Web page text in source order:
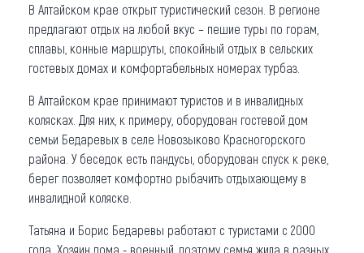
В Алтайском крае открыт туристический сезон. В регионе
предлагают отдых на любой вкус – пешие туры по горам,
сплавы, конные маршруты, спокойный отдых в сельских
гостевых домах и комфортабельных номерах турбаз.
В Алтайском крае принимают туристов и в инвалидных
колясках. Для них, к примеру, оборудован гостевой дом
семьи Бедаревых в селе Новозыково Красногорского
района. У беседок есть пандусы, оборудован спуск к реке,
берег позволяет комфортно рыбачить отдыхающему в
инвалидной коляске.
Татьяна и Борис Бедаревы работают с туристами с 2000
года. Хозяин дома - военный, поэтому семья жила в разных